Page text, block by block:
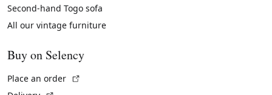
Second-hand Togo sofa
All our vintage furniture
Buy on Selency
Place an order